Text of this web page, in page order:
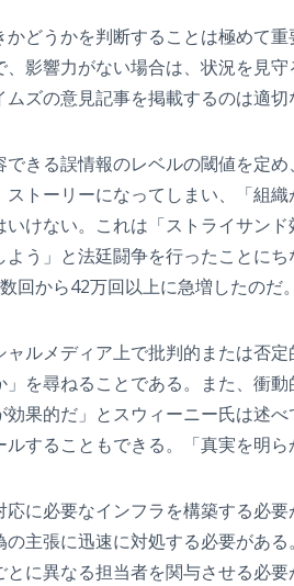
どうかを判断することは極めて
、影響力がない場合は、状況を見
ムズの意見記事を掲載するのは適
きる誤情報のレベルの閾値を定
ストーリーになってしまい、「組
いけない。これは「ストライサン
よう」と法廷闘争を行ったことに
回から42万回以上に急増したのだ。
ルメディア上で批判的または否
」を尋ねることである。また、衝
効果的だ」とスウィーニー氏は述
することもできる。「真実を明
に必要なインフラを構築する必
の主張に迅速に対処する必要があ
とに異なる担当者を関与させる必